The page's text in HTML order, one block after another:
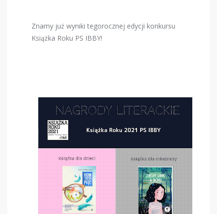
Znamy już wyniki tegorocznej edycji konkursu
Książka Roku PS IBBY!